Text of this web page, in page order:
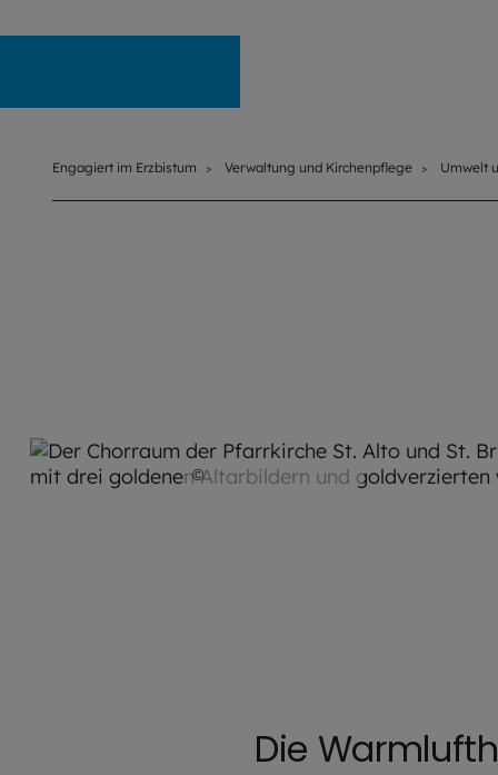
Engagiert im Erzbistum Verwaltung und Kirchenpflege Umwelt
© Achim Bunz / EOM
Die